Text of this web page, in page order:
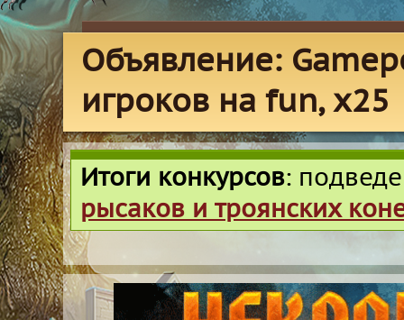
Объявление:
игроков на fun, x25
Итоги конкурсов:
рысаков и троянских